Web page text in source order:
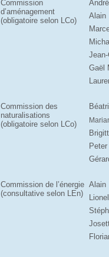
Commission
d’aménagement
(obligatoire selon LCo)
Alain
Gaël
Commission des
naturalisations
(obligatoire selon LCo)
Commission de l’énergie
(consultative selon LEn)
Alain